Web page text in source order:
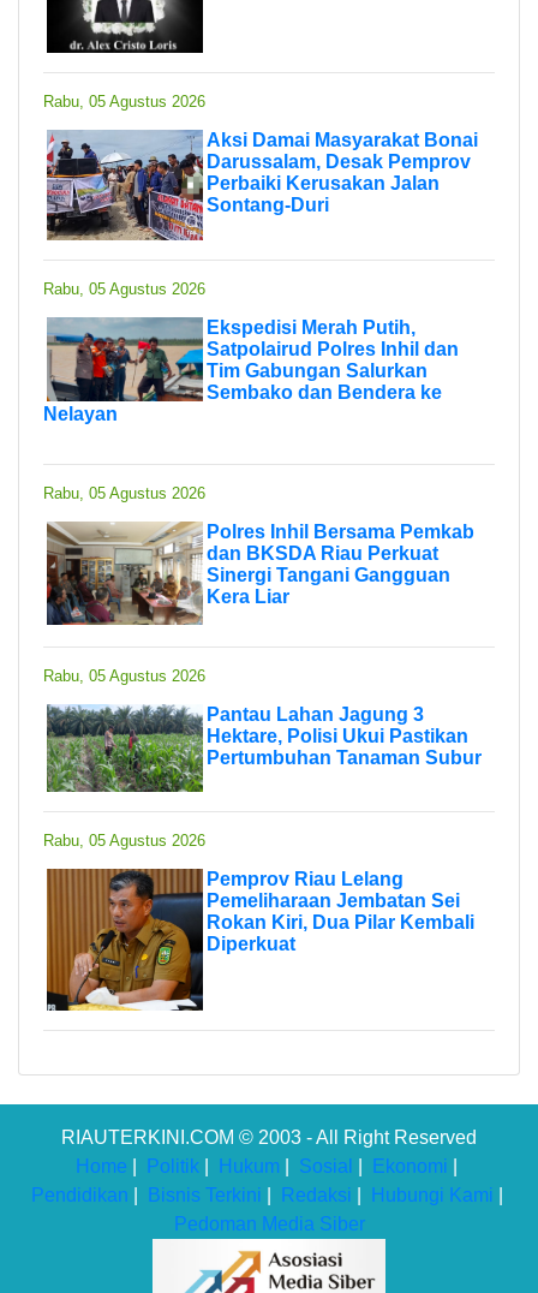
Rabu, 05 Agustus 2026
Aksi Damai Masyarakat Bonai
Darussalam, Desak Pemprov
Perbaiki Kerusakan Jalan
Sontang-Duri
Rabu, 05 Agustus 2026
Ekspedisi Merah Putih,
Satpolairud Polres Inhil dan
Tim Gabungan Salurkan
Sembako dan Bendera ke
Nelayan
Rabu, 05 Agustus 2026
Polres Inhil Bersama Pemkab
dan BKSDA Riau Perkuat
Sinergi Tangani Gangguan
Kera Liar
Rabu, 05 Agustus 2026
Pantau Lahan Jagung 3
Hektare, Polisi Ukui Pastikan
Pertumbuhan Tanaman Subur
Rabu, 05 Agustus 2026
Pemprov Riau Lelang
Pemeliharaan Jembatan Sei
Rokan Kiri, Dua Pilar Kembali
Diperkuat
RIAUTERKINI.COM © 2003 - All Right Reserved
Home
Politik Hukum Sosial Ekonomi
Pendidikan
Bisnis Terkini Redaksi Hubungi Kami
Pedoman Media Siber